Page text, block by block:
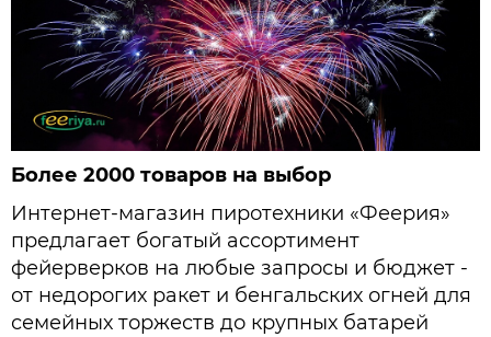
Более 2000 товаров на выбор
Интернет-магазин пиротехники «Феерия»
предлагает богатый ассортимент
фейерверков на любые запросы и бюджет -
от недорогих ракет и бенгальских огней для
семейных торжеств до крупных батарей